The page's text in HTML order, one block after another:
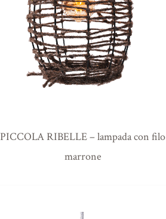
PICCOLA RIBELLE – lampada con filo
marrone